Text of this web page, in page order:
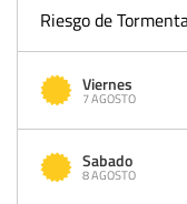
Riesgo de
Viernes
7 AGOSTO
Sabado
8 AGOSTO